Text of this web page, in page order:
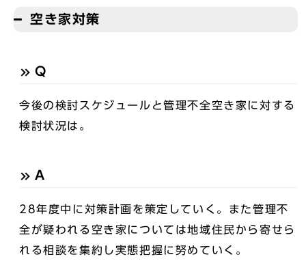
空き家対策
Q
今後の検討スケジュールと管理不全空き家に対する
検討状況は。
A
28年度中に対策計画を策定していく。また管理不
全が疑われる空き家については地域住民から寄せら
れる相談を集約し実態把握に努めていく。